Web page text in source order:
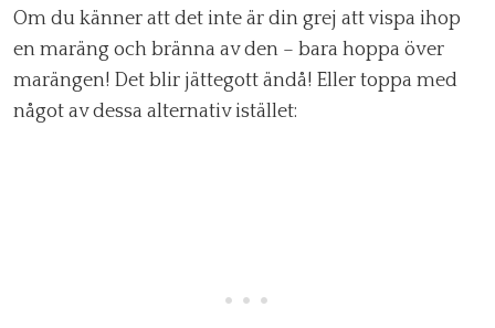
Om du känner att det inte är din grej att vispa ihop
en maräng och bränna av den – bara hoppa över
marängen! Det blir jättegott ändå! Eller toppa med
något av dessa alternativ istället: